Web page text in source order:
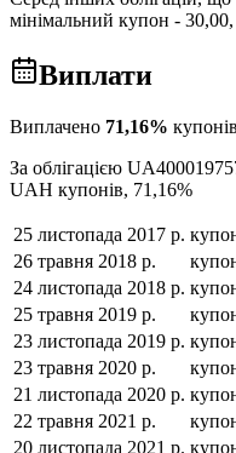
мінімальний купон - 30,00
Виплати
Виплачено 71,16%
За облігацією
UAH купонів, 71,16%
25 листопада 2017 р.
26 травня 2018 р.
24 листопада 2018 р.
25 травня 2019 р.
23 листопада 2019 р.
23 травня 2020 р.
21 листопада 2020 р.
22 травня 2021 р.
20 листопада 2021 р.